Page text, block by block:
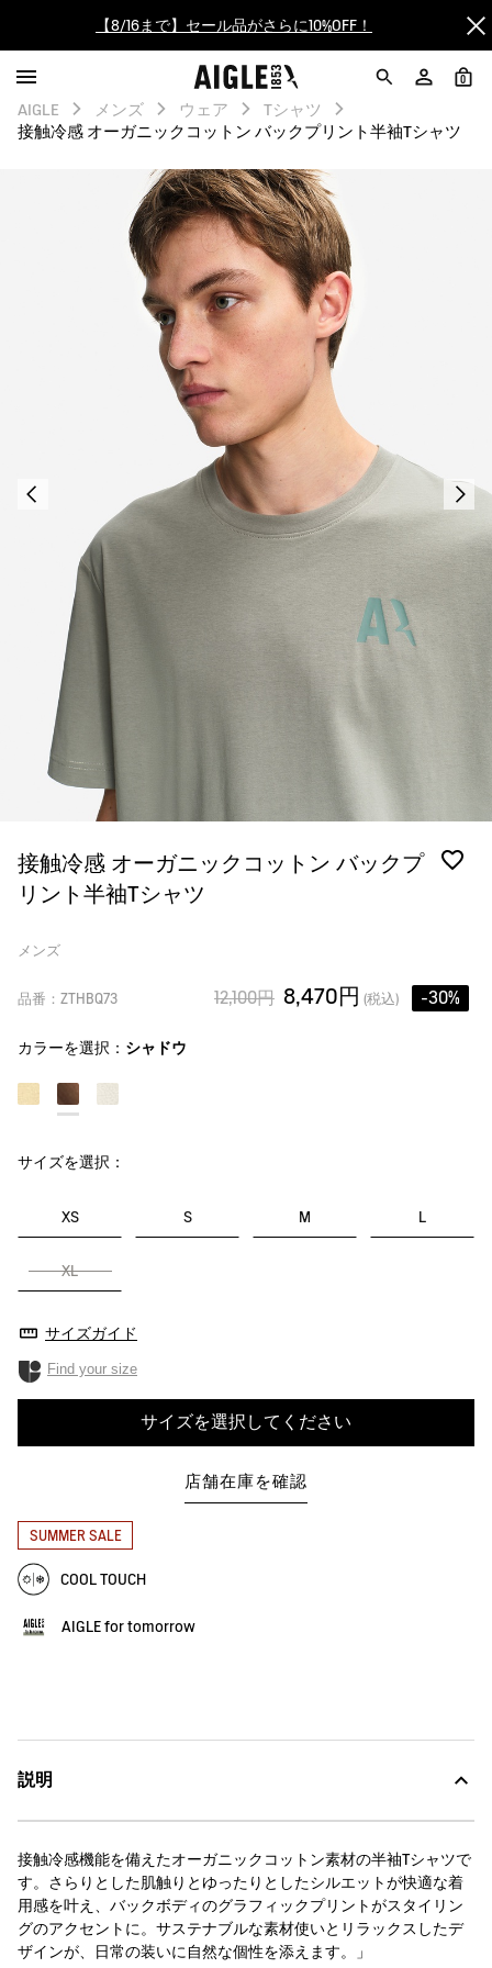
【最大50%OFF】FINAL SALEがスタート！
ログイン/会員登録で送料＆返品無料
【8/16まで】セール品がさらに10%OFF！
【最大50%OFF】FINAL SALEがスタート！
ログイン/会員登録で送料＆返品無料
AIGLE CLUB ポイントサービス終了のお知らせ
0
AIGLE メンズ ウェア
Tシャツ
接触冷感 オーガニックコットン バックプリント半袖Tシャツ
接触冷感 オーガニックコットン バックプ
リント半袖Tシャツ
メンズ
品番：ZTHBQ73 12,100円 8,470円 (税込) -30%
カラーを選択： シャドウ
サイズを選択：
XS S M L
XL
サイズガイド
Find your size
サイズを選択してください
店舗在庫を確認
SUMMER SALE
COOL TOUCH
AIGLE for tomorrow
説明
接触冷感機能を備えたオーガニックコットン素材の半袖Tシャツで
す。さらりとした肌触りとゆったりとしたシルエットが快適な着
用感を叶え、バックボディのグラフィックプリントがスタイリン
グのアクセントに。サステナブルな素材使いとリラックスしたデ
ザインが、日常の装いに自然な個性を添えます。」